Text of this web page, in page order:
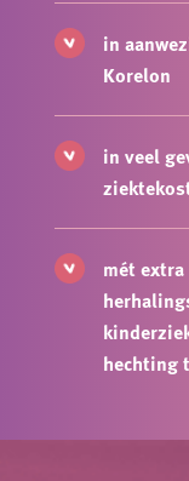
in
Korelon
in veel
mét
hechting